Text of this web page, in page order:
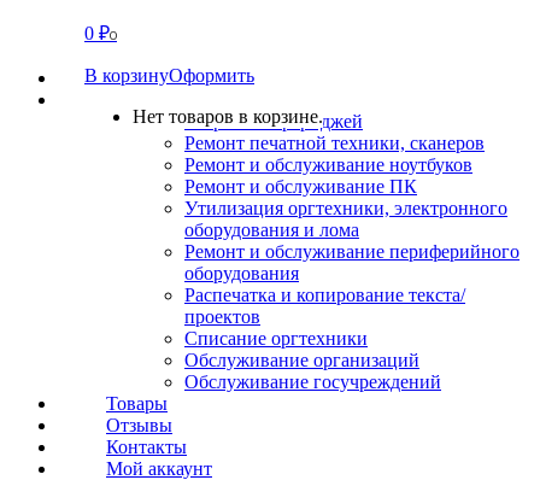
0 ₽0
В корзинуОформить
Нет товаров в корзине.
СВЯЗАТЬСЯ
О нас
Заправка картриджей
Ремонт печатной техники, сканеров
Ремонт и обслуживание ноутбуков
Ремонт и обслуживание ПК
Утилизация оргтехники, электронного
оборудования и лома
Ремонт и обслуживание периферийного
оборудования
Распечатка и копирование текста/
проектов
Списание оргтехники
Обслуживание организаций
Обслуживание госучреждений
Товары
Отзывы
Контакты
Мой аккаунт